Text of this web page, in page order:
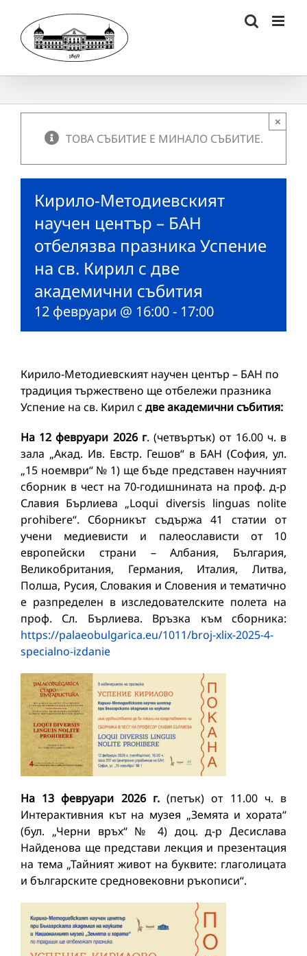
content
ТОВА СЪБИТИЕ Е МИНАЛО СЪБИТИЕ.
×
Кирило-Методиевският
научен център – БАН
отбелязва празника Успение
на св. Кирил с две
академични събития
12 февруари @ 16:00- 17:00
Кирило-Методиевският научен център – БАН по
традиция тържествено ще отбележи празника
Успение на св. Кирил с две академични събития:
На 12 февруари 2026 г. (четвъртък) от 16.00 ч. в
зала „Акад. Ив. Евстр. Гешов“ в БАН (София, ул.
„15 ноември“ № 1) ще бъде представен научният
сборник в чест на 70-годишнината на проф. д-р
Славия Бърлиева „Loqui diversis linguas nolite
prohibere“. Сборникът съдържа 41 статии от
учени медиевисти и палеослависти от 10
европейски страни – Албания, България,
Великобритания, Германия, Италия, Литва,
Полша, Русия, Словакия и Словения и тематично
е разпределен в изследователските полета на
проф. Сл. Бърлиева. Връзка към сборника:
https://palaeobulgarica.eu/1011/broj-xlix-2025-4-
specialno-izdanie
На 13 февруари 2026 г.(петък) от 11.00 ч. в
Интерактивния кът на музея „Земята и хората“
(бул. „Черни връх“ № 4) доц. д-р Десислава
Найденова ще представи лекция и презентация
на тема „Тайният живот на буквите: глаголицата
и българските средновековни ръкописи“.